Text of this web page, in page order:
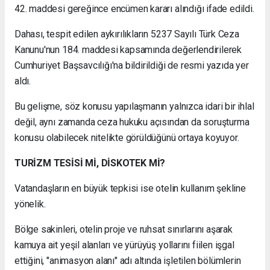
42. maddesi gereğince encümen kararı alındığı ifade edildi.
Dahası, tespit edilen aykırılıkların 5237 Sayılı Türk Ceza
Kanunu'nun 184. maddesi kapsamında değerlendirilerek
Cumhuriyet Başsavcılığı'na bildirildiği de resmi yazıda yer
aldı.
Bu gelişme, söz konusu yapılaşmanın yalnızca idari bir ihlal
değil, aynı zamanda ceza hukuku açısından da soruşturma
konusu olabilecek nitelikte görüldüğünü ortaya koyuyor.
TURİZM TESİSİ Mİ, DİSKOTEK Mİ?
Vatandaşların en büyük tepkisi ise otelin kullanım şekline
yönelik.
Bölge sakinleri, otelin proje ve ruhsat sınırlarını aşarak
kamuya ait yeşil alanları ve yürüyüş yollarını fiilen işgal
ettiğini, "animasyon alanı" adı altında işletilen bölümlerin